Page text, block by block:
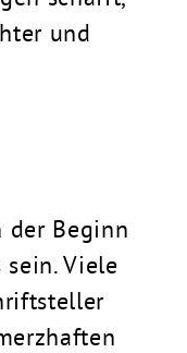
und
der Beginn
sein. Viele